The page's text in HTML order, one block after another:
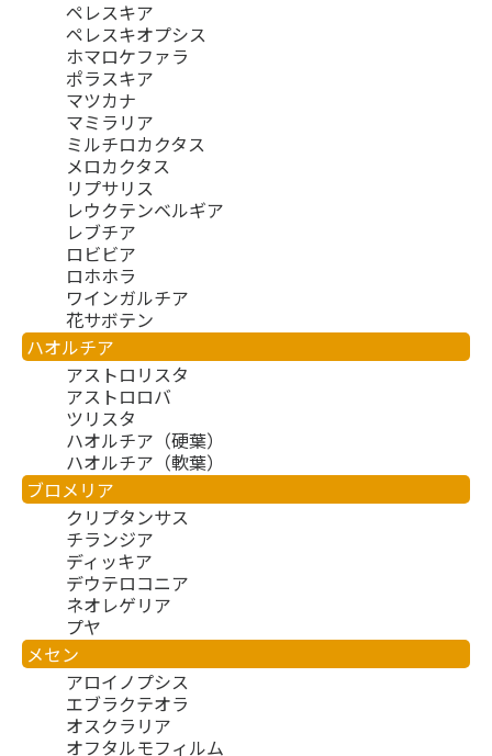
ペレスキア
ペレスキオプシス
ホマロケファラ
ポラスキア
マツカナ
マミラリア
ミルチロカクタス
メロカクタス
リプサリス
レウクテンベルギア
レブチア
ロビビア
ロホホラ
ワインガルチア
花サボテン
ハオルチア
アストロリスタ
アストロロバ
ツリスタ
ハオルチア（硬葉）
ハオルチア（軟葉）
ブロメリア
クリプタンサス
チランジア
ディッキア
デウテロコニア
ネオレゲリア
プヤ
メセン
アロイノプシス
エブラクテオラ
オスクラリア
オフタルモフィルム